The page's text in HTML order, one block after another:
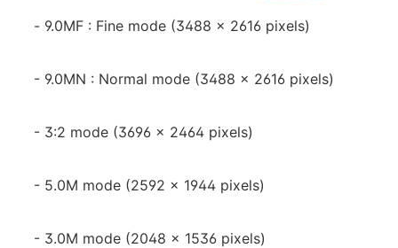
- 9.0MF : Fine mode (3488 x 2616 pixels)
- 9.0MN : Normal mode (3488 x 2616 pixels)
- 3:2 mode (3696 x 2464 pixels)
- 5.0M mode (2592 x 1944 pixels)
- 3.0M mode (2048 x 1536 pixels)